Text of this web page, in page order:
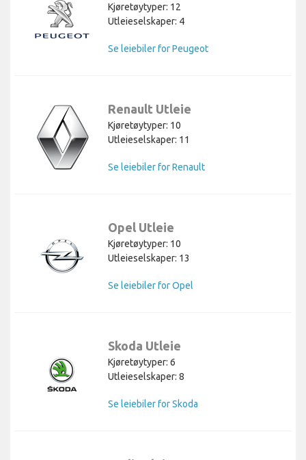
Kjøretøytyper: 12
Utleieselskaper: 4
Se leiebiler for Peugeot
Renault Utleie
Kjøretøytyper: 10
Utleieselskaper: 11
Se leiebiler for Renault
Opel Utleie
Kjøretøytyper: 10
Utleieselskaper: 13
Se leiebiler for Opel
Skoda Utleie
Kjøretøytyper: 6
Utleieselskaper: 8
Se leiebiler for Skoda